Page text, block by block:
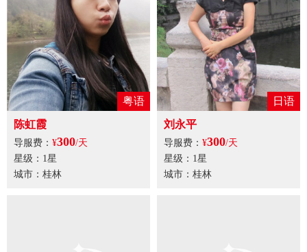
粤语
陈虹霞
导服费： ¥300/天
星级：1星
城市：桂林
日语
刘永平
导服费： ¥300/天
星级：1星
城市：桂林